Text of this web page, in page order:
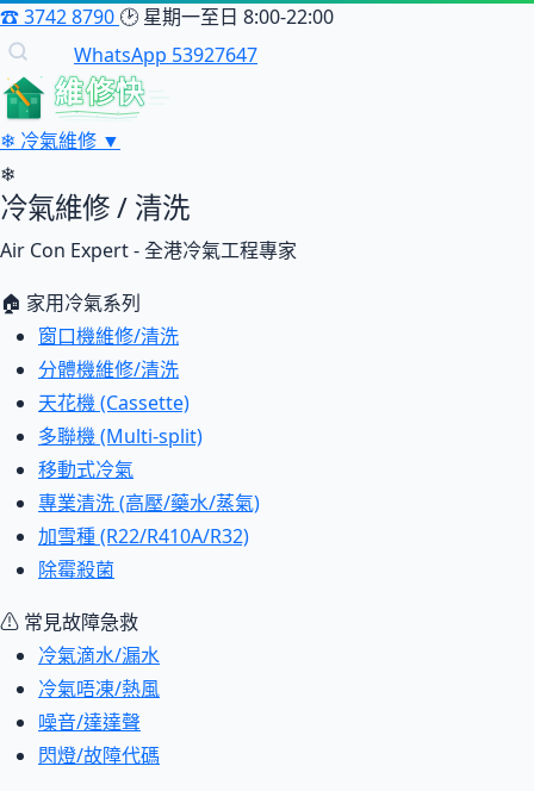
☎3742 8790 🕑 星期一至日 8:00-22:00
WhatsApp 53927647
維修快
❄ 冷氣維修 ▼
❄
冷氣維修 / 清洗
Air Con Expert - 全港冷氣工程專家
🏠 家用冷氣系列
窗口機維修/清洗
分體機維修/清洗
天花機 (Cassette)
多聯機 (Multi-split)
移動式冷氣
專業清洗 (高壓/藥水/蒸氣)
加雪種 (R22/R410A/R32)
除霉殺菌
⚠ 常見故障急救
冷氣滴水/漏水
冷氣唔凍/熱風
噪音/達達聲
閃燈/故障代碼